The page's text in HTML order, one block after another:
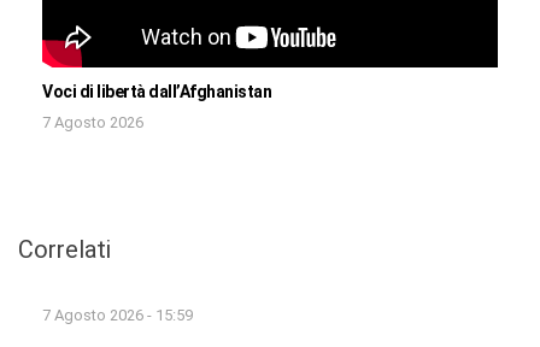
Voci di libertà dall’Afghanistan
7 Agosto 2026
Correlati
7 Agosto 2026 - 15:59